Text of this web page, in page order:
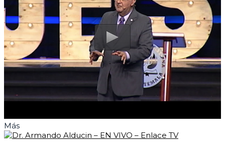
Más